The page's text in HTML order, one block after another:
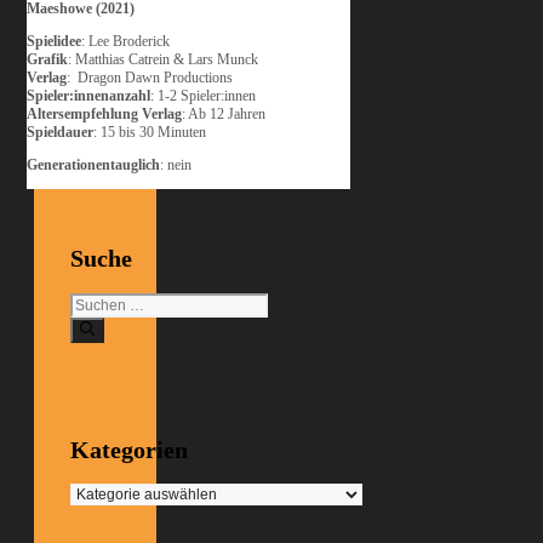
Maeshowe (2021)
Spielidee: Lee Broderick
Grafik: Matthias Catrein & Lars Munck
Verlag: Dragon Dawn Productions
Spieler:innenanzahl: 1-2 Spieler:innen
Altersempfehlung Verlag: Ab 12 Jahren
Spieldauer: 15 bis 30 Minuten
Generationentauglich: nein
Suche
Suchen
nach:
Kategorien
Kategorien